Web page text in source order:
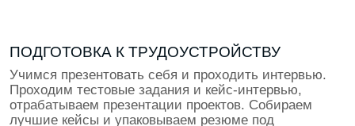
В каком ты классе?
8 9 10 11